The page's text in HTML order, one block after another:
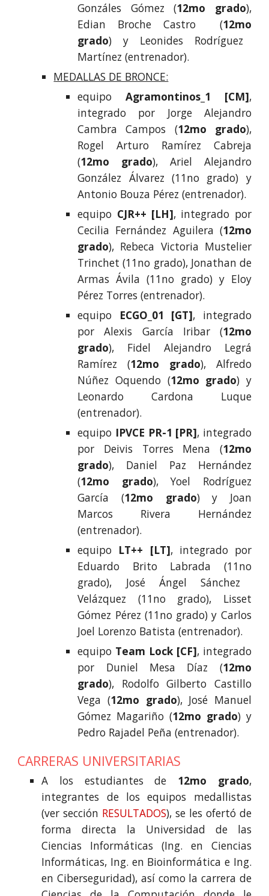
Gonzáles Gómez(12mo grado),
Edian Broche Castro
(12mo
grado) y Leonides Rodríguez
Martínez(entrenador).
MEDALLAS DE BRONCE:
equipo Agramontinos_1 [CM],
integrado por Jorge Alejandro
Cambra Campos (12mo grado),
Rogel Arturo Ramírez Cabreja
(12mo grado), Ariel Alejandro
González Álvarez (11no grado) y
Antonio Bouza Pérez(entrenador).
equipo CJR++ [LH], integrado por
Cecilia Fernández Aguilera (12mo
grado), Rebeca Victoria Mustelier
Trinchet(11no grado), Jonathan de
Armas Ávila(11no grado) y Eloy
Pérez Torres(entrenador).
equipo ECGO_01 [GT], integrado
porAlexis García Iribar (12mo
grado), Fidel Alejandro Legrá
Ramírez(12mo grado), Alfredo
Núñez Oquendo (12mo grado) y
Leonardo Cardona Luque
(entrenador).
equipo IPVCE PR-1 [PR], integrado
por Deivis Torres Mena (12mo
grado), Daniel Paz Hernández
(12mo grado),Yoel Rodríguez
García (12mo grado) y Joan
Marcos Rivera Hernández
(entrenador).
equipo LT++ [LT], integrado por
Eduardo Brito Labrada (11no
grado), José Ángel Sánchez
Velázquez (11no grado), Lisset
Gómez Pérez (11no grado) y Carlos
Joel Lorenzo Batista(entrenador).
equipo Team Lock[CF], integrado
por Duniel Mesa Díaz (12mo
grado), Rodolfo Gilberto Castillo
Vega (12mo grado), José Manuel
Gómez Magariño (12mo grado) y
Pedro Rajadel Peña(entrenador).
CARRERAS UNIVERSITARIAS
A los estudiantes de 12mo grado,
integrantes de los equipos medallistas
(ver sección RESULTADOS), se les ofertó de
forma directa la Universidad de las
Ciencias Informáticas (Ing. en Ciencias
Informáticas, Ing. en Bioinformática e Ing.
en Ciberseguridad), así como la carrera de